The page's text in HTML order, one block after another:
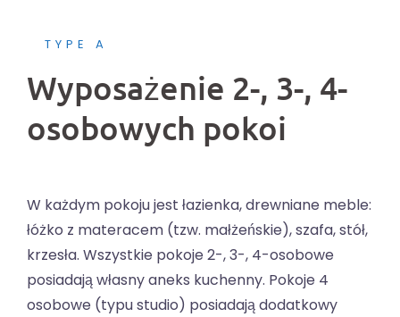
TYPE A
Wyposażenie 2-, 3-, 4-
osobowych pokoi
W każdym pokoju jest łazienka, drewniane meble:
łóżko z materacem (tzw. małżeńskie), szafa, stół,
krzesła. Wszystkie pokoje 2-, 3-, 4-osobowe
posiadają własny aneks kuchenny. Pokoje 4
osobowe (typu studio) posiadają dodatkowy